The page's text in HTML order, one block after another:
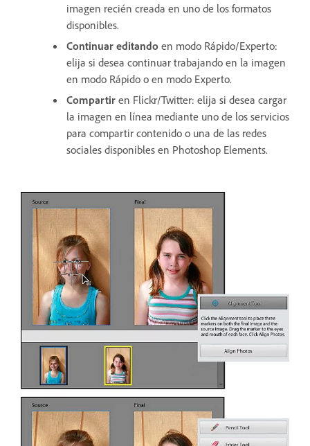
imagen recién creada en uno de los formatos
disponibles.
Continuar editando en modo Rápido/Experto:
elija si desea continuar trabajando en la imagen
en modo Rápido o en modo Experto.
Compartir en Flickr/Twitter: elija si desea cargar
la imagen en línea mediante uno de los servicios
para compartir contenido o una de las redes
sociales disponibles en Photoshop Elements.